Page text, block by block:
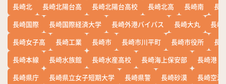
長崎北
長崎北陽台高 長崎北陽台高校 長崎北高 長崎南
長
長崎国際
長崎国際経済大学 長崎外港バイパス 長崎大丸
長崎
長崎女子高
長崎工業 長崎市 長崎市川平町 長崎市役所
長
長崎本線
長崎水族館 長崎水産高校 長崎海上保安部
長崎港
長崎県庁
長崎県立女子短期大学 長崎県警 長崎砂漠
長崎空港